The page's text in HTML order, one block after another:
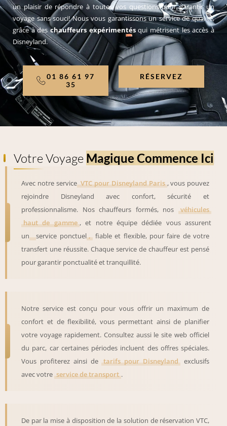
un plaisir de répondre à toutes vos questions pour garantir un
voyage sans souci! Nous vous garantissons un service de qualité,
grâce à deschauffeurs expérimentésqui métrisent les accès à
Disneyland.
01 86 61 97
35
RÉSERVEZ
Votre Voyage Magique Commence Ici
Avec notre service VTC pour Disneyland Paris , vous pouvez
rejoindre Disneyland avec confort, sécurité et
professionnalisme. Nos chauffeurs formés, nos
véhicules
haut de gamme , et notre équipe dédiée vous assurent
un
service ponctuel , fiable et flexible, pour faire de votre
transfert une réussite. Chaque service de chauffeur est pensé
pour garantir ponctualité et tranquillité.
Notre service est conçu pour vous offrir un maximum de
confort et de flexibilité, vous permettant ainsi de planifier
votre voyage rapidement. Consultez aussi le site web officiel
du parc, car certaines périodes incluent des offres spéciales.
Vous profiterez ainsi de tarifs pour Disneyland
exclusifs
avec votre service de transport .
De par la mise à disposition de la solution de réservation VTC,